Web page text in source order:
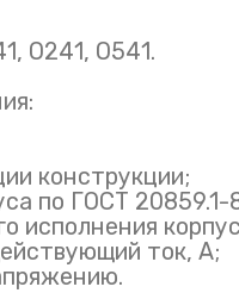
О241, О541.
конструкции;
по ГОСТ 20859.1-
исполнения
ток, А;